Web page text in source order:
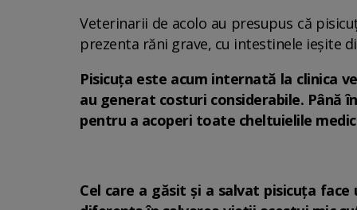
Veterinarii de acolo au presupus că
prezenta răni grave, cu intestinele ieșite
Pisicuța este acum internată la clinica
au generat costuri considerabile. Până
pentru a acoperi toate cheltuielile
Cel care a găsit și a salvat pisicuța